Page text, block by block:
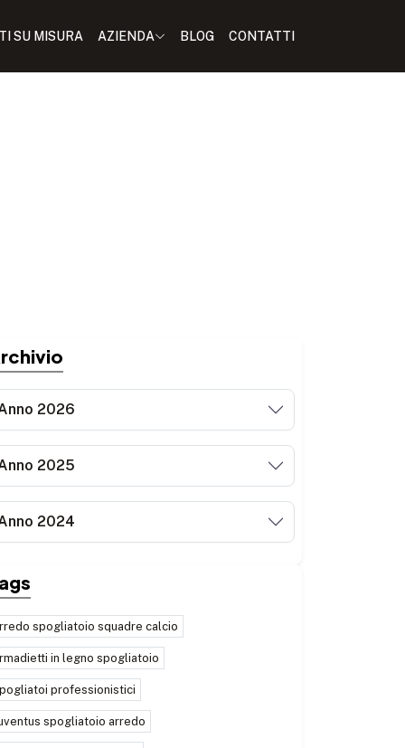
SU MISURA AZIENDA BLOG CONTATTI
2026
2025
2024
spogliatoio squadre calcio
in legno spogliatoio
professionistici
spogliatoio arredo